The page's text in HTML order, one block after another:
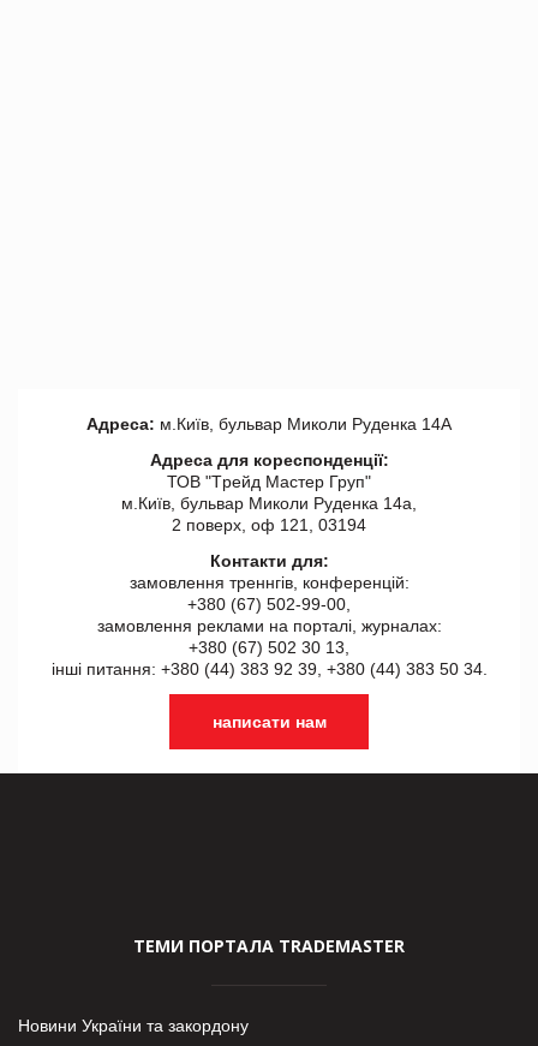
Адреса: м.Київ, бульвар Миколи Руденка 14А
Адреса для кореспонденції:
ТОВ "Tрейд Мастер Груп"
м.Київ, бульвар Миколи Руденка 14а,
2 поверх, оф 121, 03194
Контакти для:
замовлення треннгів, конференцій:
+380 (67) 502-99-00,
замовлення реклами на порталі, журналах:
+380 (67) 502 30 13,
інші питання: +380 (44) 383 92 39, +380 (44) 383 50 34.
написати нам
ТЕМИ ПОРТАЛА TRADEMASTER
Новини України та закордону